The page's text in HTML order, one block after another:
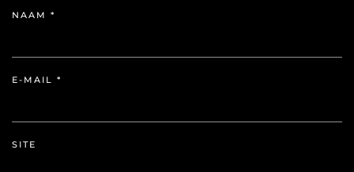
NAAM *
E-MAIL *
SITE